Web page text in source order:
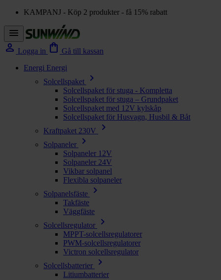
KAMPANJ - Köp 2 produkter - få 15% rabatt
menu
person Logga in shopping_bag Gå till kassan
Energi Energi
Solcellspaket
chevron_right
Solcellspaket för stuga - Kompletta
Solcellspaket för stuga – Grundpaket
Solcellspaket med 12V kylskåp
Solcellspaket för Husvagn, Husbil & Båt
Kraftpaket 230V
chevron_right
Solpaneler chevron_right
Solpaneler 12V
Solpaneler 24V
Vikbar solpanel
Flexibla solpaneler
Solpanelsfäste
chevron_right
Takfäste
Väggfäste
Solcellsregulator
chevron_right
MPPT-solcellsregulatorer
PWM-solcellsregulatorer
Victron solcellsregulator
Solcellsbatterier
chevron_right
Litiumbatterier